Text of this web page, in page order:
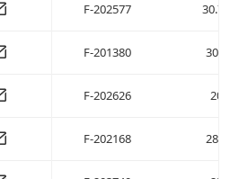
F-202577 30.77
F-201380 30.4
F-202626 20
F-202168 28.6